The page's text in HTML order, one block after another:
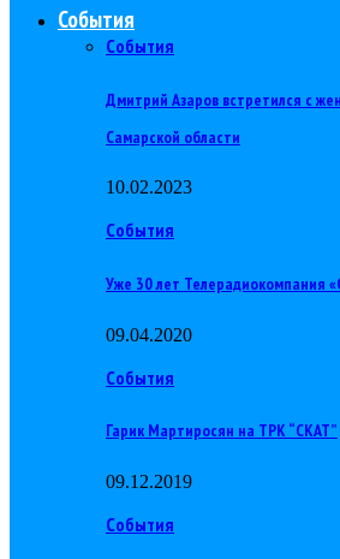
События
События
Дмитрий Азаров встретился с
Самарской области
10.02.2023
События
Уже 30 лет Телерадиокомпания
09.04.2020
События
Гарик Мартиросян на ТРК “СКАТ”
09.12.2019
События